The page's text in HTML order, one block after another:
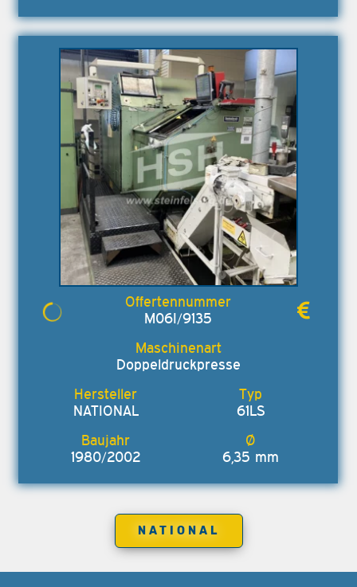
M06I/9135
Doppeldruckpresse
NATIONAL 61LS
1980/2002 6,35 mm
NATIONAL